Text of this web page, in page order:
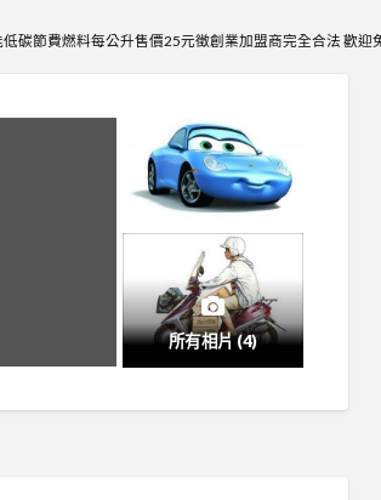
碳節費燃料每公升售價25元徵創業加盟商完全合法 歡迎
所有相片 (4)